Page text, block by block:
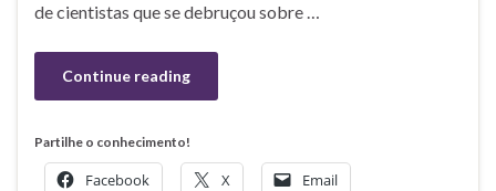
de cientistas que se debruçou sobre …
Continue reading
Partilhe o conhecimento!
Facebook X Email